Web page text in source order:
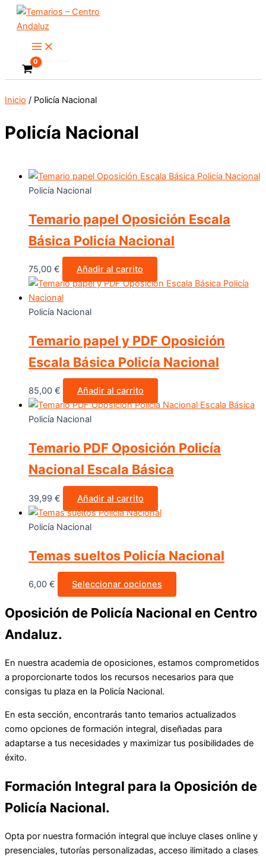
Menu
Inicio / Policía Nacional
Policía Nacional
Policía Nacional
Temario papel Oposición Escala
Básica Policía Nacional
75,00 € Añadir al carrito
Policía Nacional
Temario papel y PDF Oposición
Escala Básica Policía Nacional
85,00 € Añadir al carrito
Policía Nacional
Temario PDF Oposición Policía
Nacional Escala Básica
39,99 € Añadir al carrito
Policía Nacional
Temas sueltos Policía Nacional
6,00 € Seleccionar opciones
Las
página
Oposición de Policía Nacional en Centro
Andaluz.
En nuestra academia de oposiciones, estamos comprometidos
a proporcionarte todos los recursos necesarios para que
consigas tu plaza en la Policía Nacional.
En esta sección, encontrarás tanto temarios actualizados
como opciones de formación integral, diseñadas para
adaptarse a tus necesidades y maximizar tus posibilidades de
éxito.
Formación Integral para la Oposición de
Policía Nacional.
Opta por nuestra formación integral que incluye clases online y
presenciales, tutorías personalizadas, acceso ilimitado a clases